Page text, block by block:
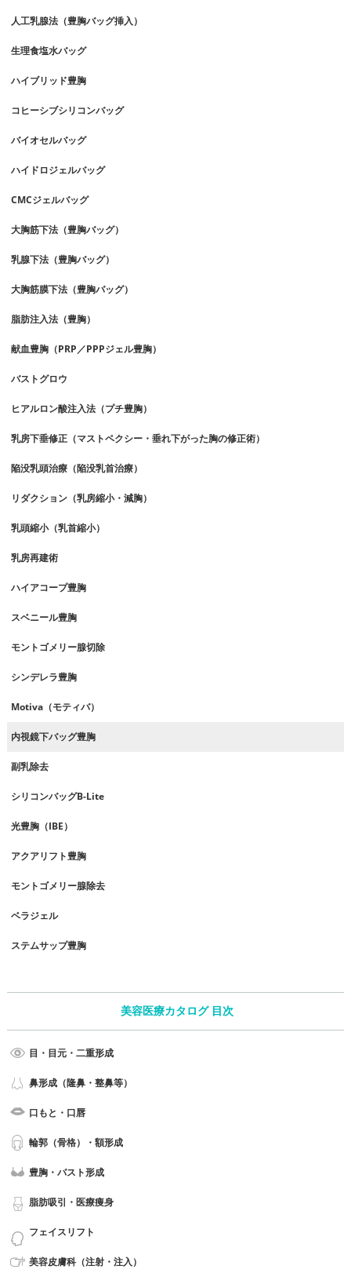
人工乳腺法（豊胸バッグ挿入）
生理食塩水バッグ
ハイブリッド豊胸
コヒーシブシリコンバッグ
バイオセルバッグ
ハイドロジェルバッグ
CMCジェルバッグ
大胸筋下法（豊胸バッグ）
乳腺下法（豊胸バッグ）
大胸筋膜下法（豊胸バッグ）
脂肪注入法（豊胸）
献血豊胸（PRP／PPPジェル豊胸）
バストグロウ
ヒアルロン酸注入法（プチ豊胸）
乳房下垂修正（マストペクシー・垂れ下がった胸の修正術）
陥没乳頭治療（陥没乳首治療）
リダクション（乳房縮小・減胸）
乳頭縮小（乳首縮小）
乳房再建術
ハイアコープ豊胸
スベニール豊胸
モントゴメリー腺切除
シンデレラ豊胸
Motiva（モティバ）
内視鏡下バッグ豊胸
副乳除去
シリコンバッグB-Lite
光豊胸（IBE）
アクアリフト豊胸
モントゴメリー腺除去
ベラジェル
ステムサップ豊胸
美容医療カタログ 目次
目・目元・二重形成
鼻形成（隆鼻・整鼻等）
口もと・口唇
輪郭（骨格）・額形成
豊胸・バスト形成
脂肪吸引・医療痩身
フェイスリフト
美容皮膚科（注射・注入）